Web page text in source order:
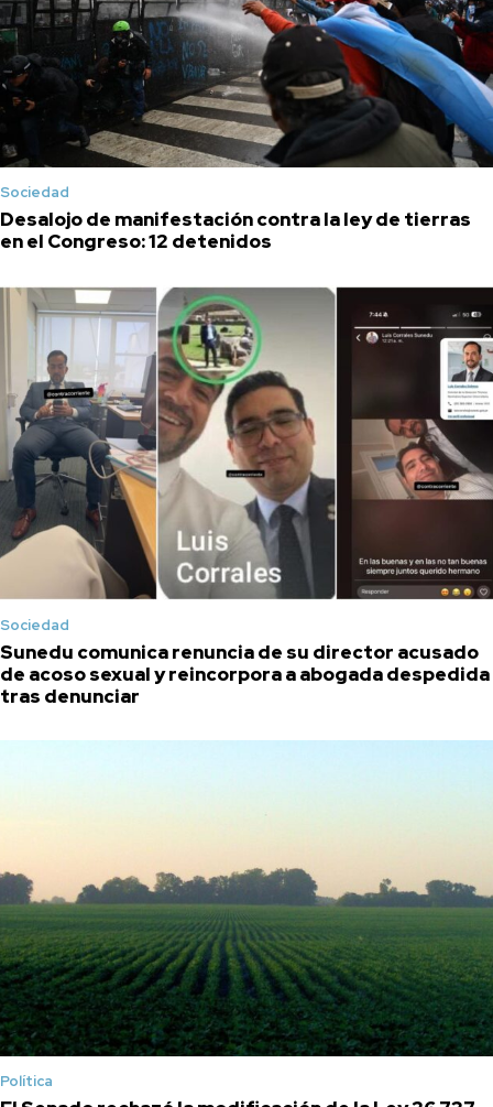
Sociedad
Desalojo de manifestación contra la ley de tierras
en el Congreso: 12 detenidos
Sociedad
Sunedu comunica renuncia de su director acusado
de acoso sexual y reincorpora a abogada despedida
tras denunciar
Política